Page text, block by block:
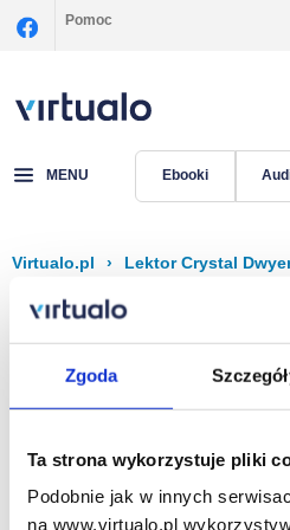
Zgoda
Ta strona wykorzystuje pliki
Podobnie jak w innych
na www.virtualo.pl
Pomoc
MENU Ebooki
Virtualo.pl › Lektor Crystal
Filtruj